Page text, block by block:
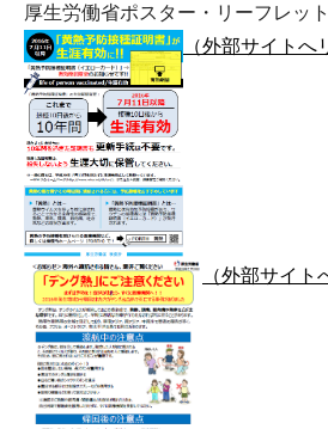
厚生労働省ポスター・リーフレット
（外部サイトへ
（外部サイト